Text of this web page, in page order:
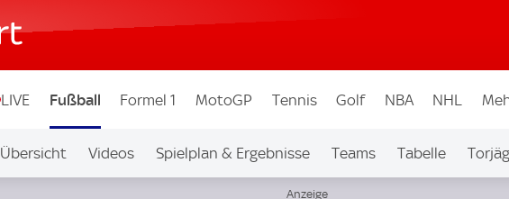
LIVE Fußball Formel 1 MotoGP Tennis Golf NBA NHL
Übersicht Videos Spielplan & Ergebnisse Teams Tabelle